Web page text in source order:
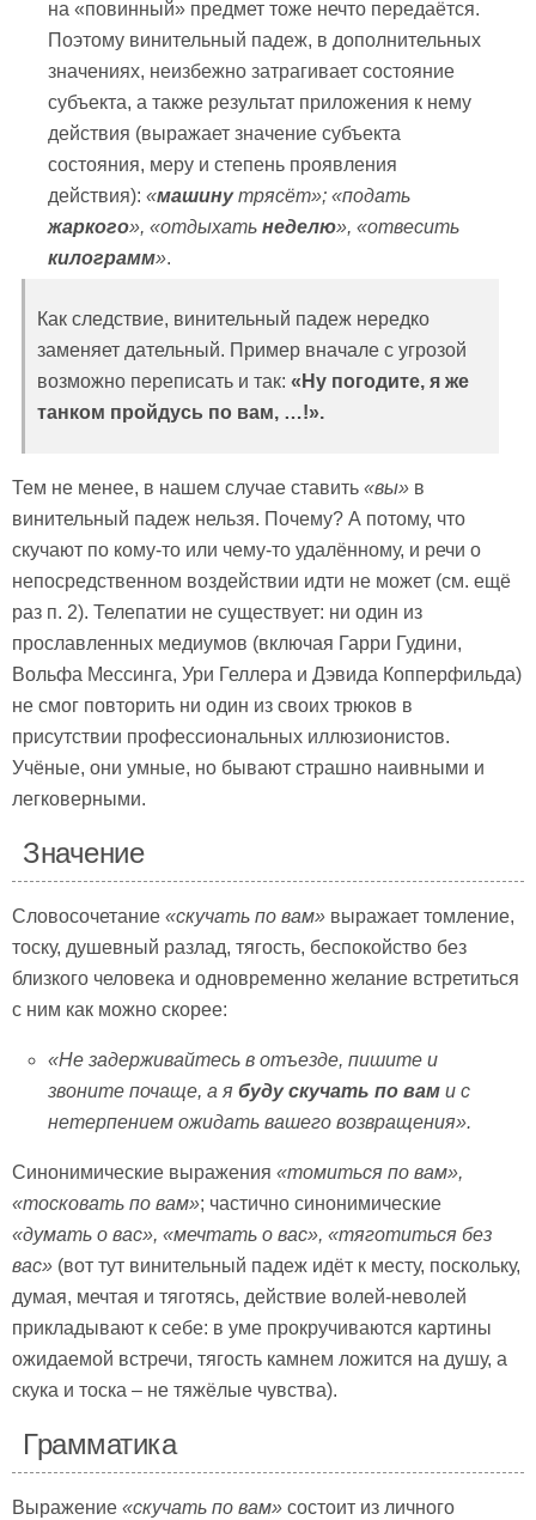
на «повинный» предмет тоже нечто передаётся.
Поэтому винительный падеж, в дополнительных
значениях, неизбежно затрагивает состояние
субъекта, а также результат приложения к нему
действия (выражает значение субъекта
состояния, меру и степень проявления
действия):«машинутрясёт»; «подать
жаркого», «отдыхатьнеделю», «отвесить
килограмм».
Как следствие, винительный падеж нередко
заменяет дательный. Пример вначале с угрозой
возможно переписать и так: «Ну погодите, я же
танком пройдусь по вам, …!».
Тем не менее, в нашем случае ставить «вы» в
винительный падеж нельзя. Почему? А потому, что
скучают по кому-то или чему-то удалённому, и речи о
непосредственном воздействии идти не может (см. ещё
раз п. 2). Телепатии не существует: ни один из
прославленных медиумов (включая Гарри Гудини,
Вольфа Мессинга, Ури Геллера и Дэвида Копперфильда)
не смог повторить ни один из своих трюков в
присутствии профессиональных иллюзионистов.
Учёные, они умные, но бывают страшно наивными и
легковерными.
Значение
Словосочетание «скучать по вам» выражает томление,
тоску, душевный разлад, тягость, беспокойство без
близкого человека и одновременно желание встретиться
с ним как можно скорее:
«Не задерживайтесь в отъезде, пишите и
звоните почаще, а ябуду скучать по вам и с
нетерпением ожидать вашего возвращения».
Синонимические выражения «томиться по вам»,
«тосковать по вам»; частично синонимические
«думать о вас», «мечтать о вас», «тяготиться без
вас» (вот тут винительный падеж идёт к месту, поскольку,
думая, мечтая и тяготясь, действие волей-неволей
прикладывают к себе: в уме прокручиваются картины
ожидаемой встречи, тягость камнем ложится на душу, а
скука и тоска – не тяжёлые чувства).
Грамматика
Выражение «скучать по вам» состоит из личного